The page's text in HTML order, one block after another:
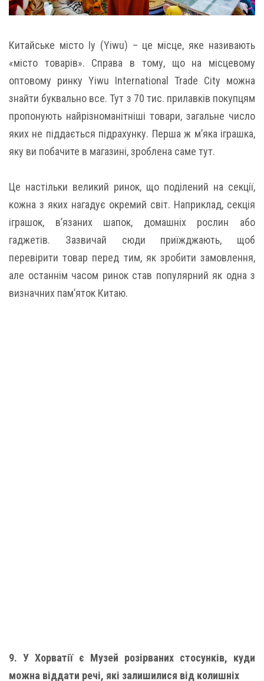
Китайське місто Іу (Yiwu) – це місце, яке називають
«місто товарів». Справа в тому, що на місцевому
оптовому ринку Yiwu International Trade City можна
знайти буквально все. Тут з 70 тис. прилавків покупцям
пропонують найрізноманітніші товари, загальне число
яких не піддається підрахунку. Перша ж м’яка іграшка,
яку ви побачите в магазині, зроблена саме тут.
Це настільки великий ринок, що поділений на секції,
кожна з яких нагадує окремий світ. Наприклад, секція
іграшок, в’язаних шапок, домашніх рослин або
гаджетів. Зазвичай сюди приїжджають, щоб
перевірити товар перед тим, як зробити замовлення,
але останнім часом ринок став популярний як одна з
визначних пам’яток Китаю.
9. У Хорватії є Музей розірваних стосунків, куди
можна віддати речі, які залишилися від колишніх